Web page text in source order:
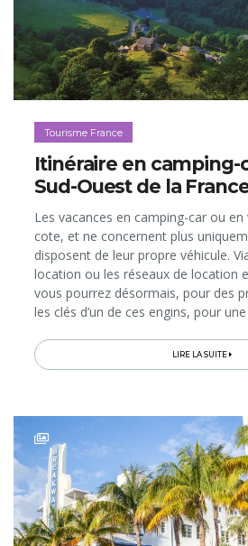
Tourisme France
Itinéraire en camping-
Sud-Ouest de la
Les vacances en camping-car ou
cote, et ne concernent plus
disposent de leur propre véhicule.
location ou les réseaux de location
vous pourrez désormais, pour des
les clés d’un de ces engins, pour
LIRE LA SUITE